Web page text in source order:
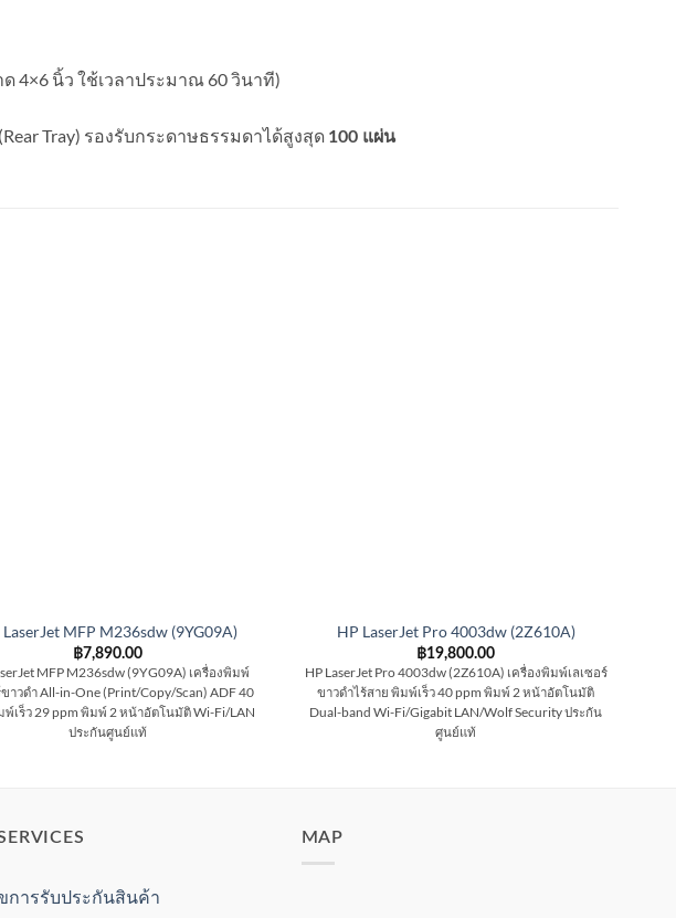
4×6 นิ้ว ใช้เวลาประมาณ 60 วินาที)
Tray) รองรับกระดาษธรรมดาได้สูงสุด 100 แผ่น
LaserJet MFP M236sdw (9YG09A)
฿7,890.00
MFP M236sdw (9YG09A) เครื่องพิมพ์
ขาวดำ All-in-One (Print/Copy/Scan) ADF 40
พ์เร็ว 29 ppm พิมพ์ 2 หน้าอัตโนมัติ Wi-Fi/LAN
ประกันศูนย์แท้
HP LaserJet Pro 4003dw (2Z610A)
฿19,800.00
HP LaserJet Pro 4003dw (2Z610A) เครื่องพิมพ์เลเซอร์
ขาวดำไร้สาย พิมพ์เร็ว 40 ppm พิมพ์ 2 หน้าอัตโนมัติ
Dual-band Wi-Fi/Gigabit LAN/Wolf Security ประกัน
ศูนย์แท้
การรับประกันสินค้า
MAP